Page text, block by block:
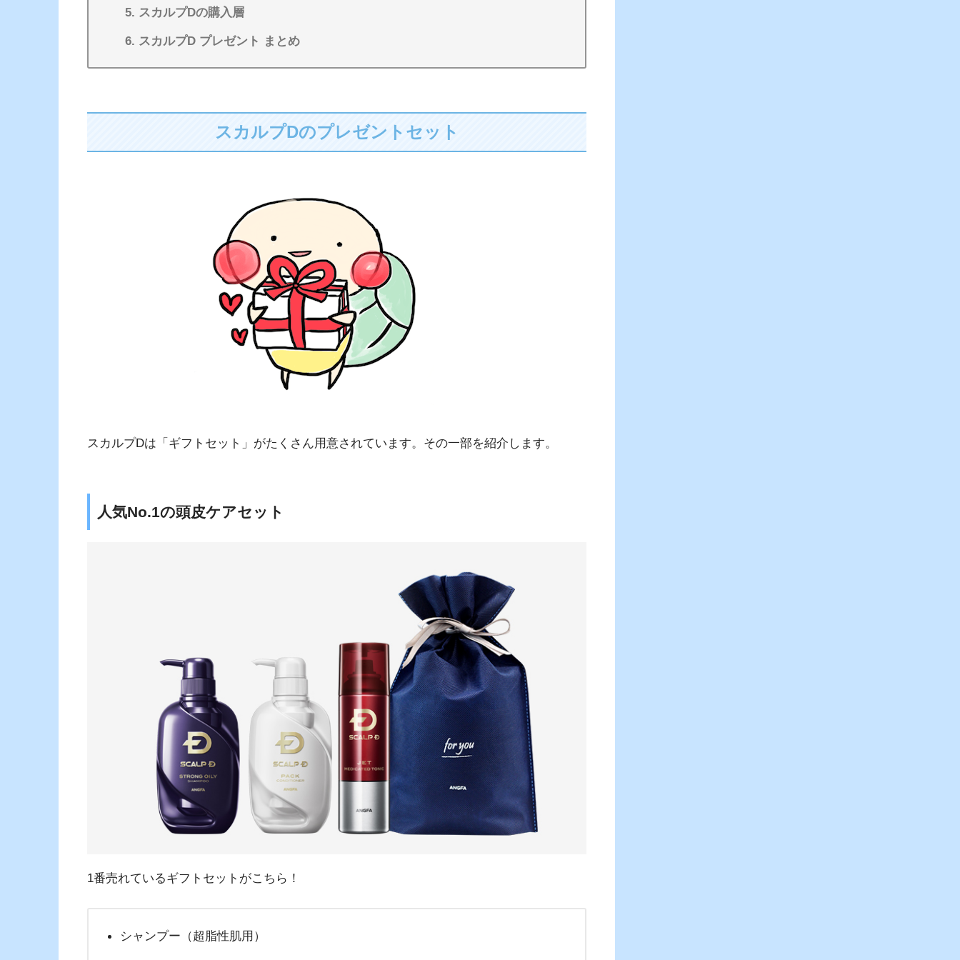
スカルプDの購入層
スカルプD プレゼント まとめ
スカルプDのプレゼントセット
スカルプDは「ギフトセット」がたくさん用意されています。その一部を紹介します。
人気No.1の頭皮ケアセット
1番売れているギフトセットがこちら！
シャンプー（超脂性肌用）